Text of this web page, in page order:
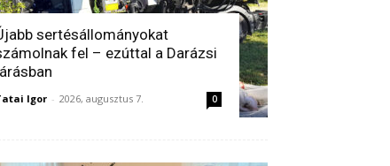
sertésállományokat
fel – ezúttal a Darázsi
Igor - 2026, augusztus 7. 0